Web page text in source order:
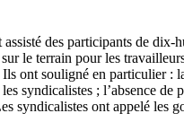
des participants de
le terrain pour les
ont souligné en particulier :
syndicalistes ; l’absence
ont appelé les